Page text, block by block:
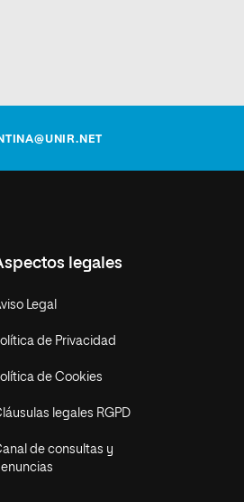
legales
Legal
de Privacidad
de Cookies
legales RGPD
de consultas y